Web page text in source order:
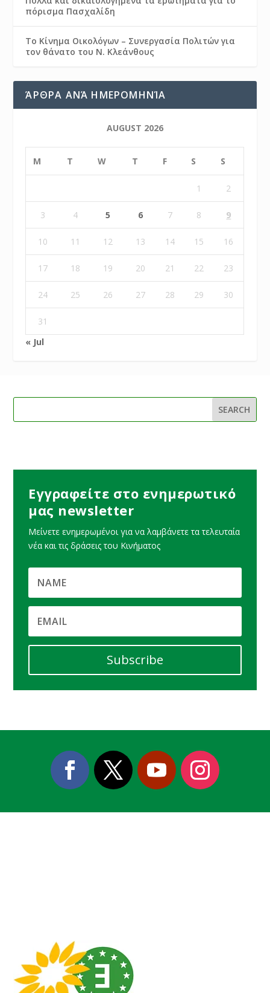
πόρισμα Πασχαλίδη
Το Κίνημα Οικολόγων – Συνεργασία Πολιτών για
τον θάνατο του Ν. Κλεάνθους
ΆΡΘΡΑ ΑΝΆ ΗΜΕΡΟΜΗΝΊΑ
AUGUST 2026
M T W T F S S
1 2
3 4 5 6 7 8 9
10 11 12 13 14 15 16
17 18 19 20 21 22 23
24 25 26 27 28 29 30
31
« Jul
Εγγραφείτε στο ενημερωτικό
μας newsletter
Μείνετε ενημερωμένοι για να λαμβάνετε τα τελευταία
νέα και τις δράσεις του Κινήματος
Subscribe